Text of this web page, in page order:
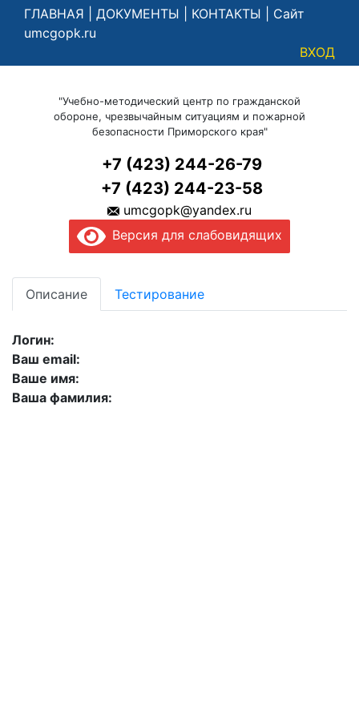
ГЛАВНАЯ ДОКУМЕНТЫ КОНТАКТЫ
Сайт
umcgopk.ru
ВХОД
"Учебно-методический центр по гражданской
обороне, чрезвычайным ситуациям и пожарной
безопасности Приморского края"
+7 (423) 244-26-79
+7 (423) 244-23-58
umcgopk@yandex.ru
Версия для слабовидящих
Описание Тестирование
Логин:
Ваш email:
Ваше имя:
Ваша фамилия: